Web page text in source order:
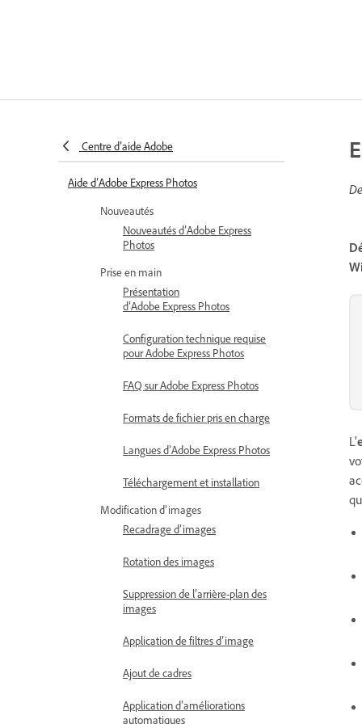
Centre d’aide Adobe
Aide d’Adobe Express Photos
Nouveautés
Nouveautés d’Adobe Express
Photos
Prise en main
Présentation
d’Adobe Express Photos
Configuration technique requise
pour Adobe Express Photos
FAQ sur Adobe Express Photos
Formats de fichier pris en charge
Langues d’Adobe Express Photos
Téléchargement et installation
Modification d’images
Recadrage d’images
Rotation des images
Suppression de l’arrière-plan des
images
Application de filtres d’image
Ajout de cadres
Application d’améliorations
automatiques
L'